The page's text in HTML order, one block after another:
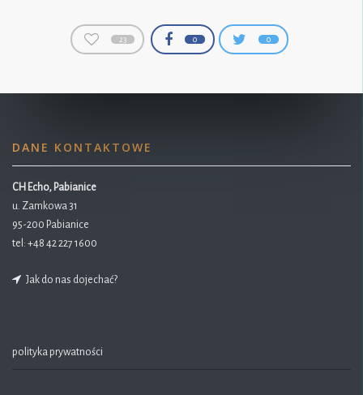
23 0 0
DANE KONTAKTOWE
CH Echo, Pabianice
u. Zamkowa 31
95-200 Pabianice
tel: +48 42 227 1600
Jak do nas dojechać?
polityka prywatności